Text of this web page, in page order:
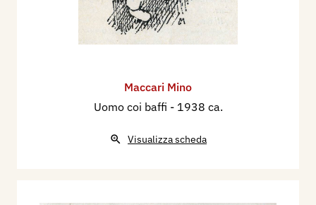
Maccari Mino
Uomo coi baffi - 1938 ca.
Visualizza scheda